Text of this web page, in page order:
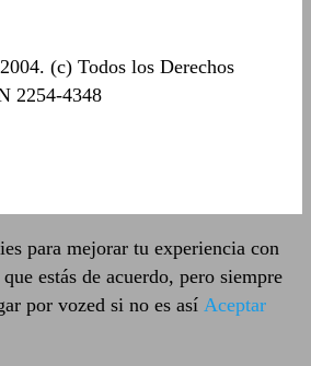
(c) Todos los Derechos
2254-4348
para mejorar tu experiencia con
estás de acuerdo, pero siempre
por vozed si no es así Aceptar